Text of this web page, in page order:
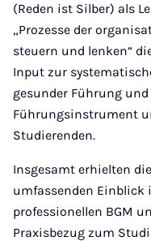
(Reden ist Silber) als
„Prozesse der
steuern und lenken“
Input zur
gesunder Führung
Führungsinstrument
Studierenden.
Insgesamt erhielten
umfassenden Einblick
professionellen BGM
Praxisbezug zum